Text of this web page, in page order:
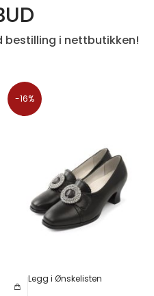
bestilling i nettbutikken!
-16%
Legg i Ønskelisten